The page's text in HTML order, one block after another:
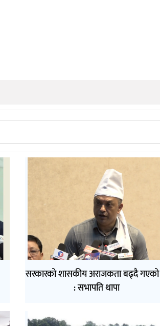
सरकारको शासकीय अराजकता बढ्दै
: सभापति थापा